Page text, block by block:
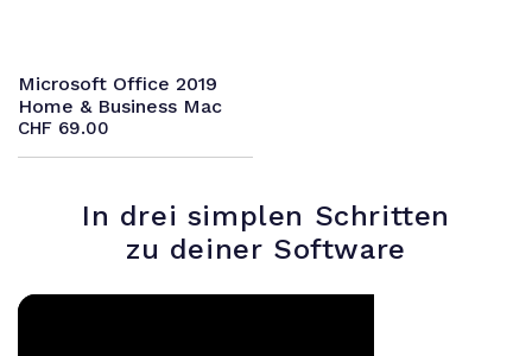
Microsoft Office 2019
Home & Business Mac
CHF 69.00
In drei simplen Schritten
zu deiner Software